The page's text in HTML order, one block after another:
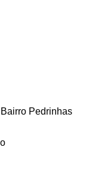
Pedrinhas